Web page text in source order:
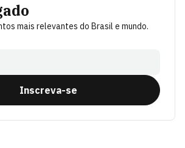
mais relevantes do Brasil e mundo.
Inscreva-se